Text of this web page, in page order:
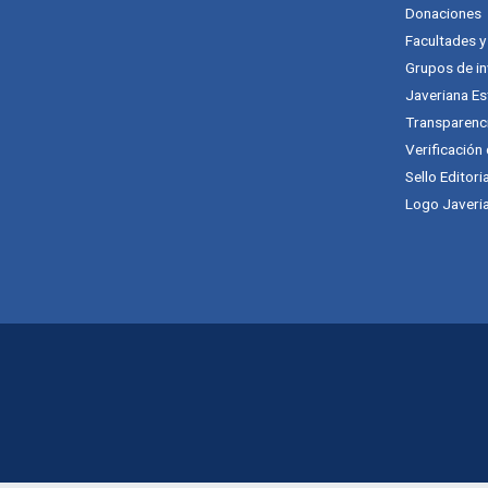
Donaciones
Facultades
Grupos de
Javeriana
Verificación
Sello
Logo